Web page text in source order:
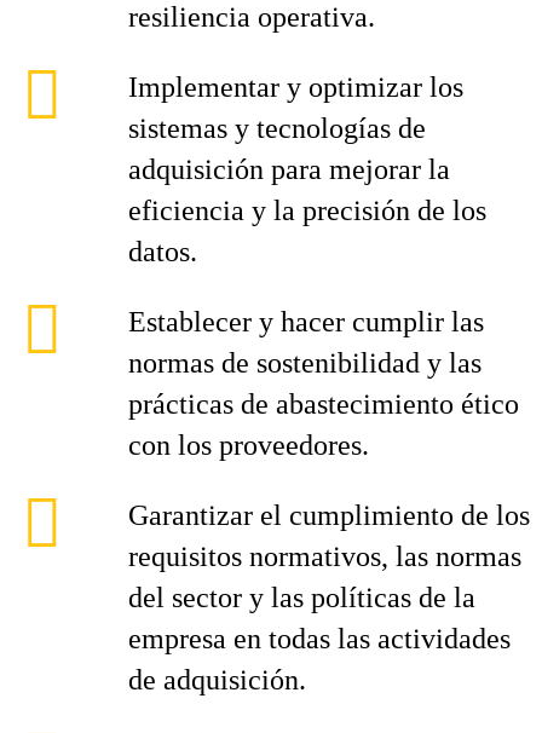
resiliencia operativa.
Implementar y optimizar los
sistemas y tecnologías de
adquisición para mejorar la
eficiencia y la precisión de los
datos.
Establecer y hacer cumplir las
normas de sostenibilidad y las
prácticas de abastecimiento ético
con los proveedores.
Garantizar el cumplimiento de los
requisitos normativos, las normas
del sector y las políticas de la
empresa en todas las actividades
de adquisición.